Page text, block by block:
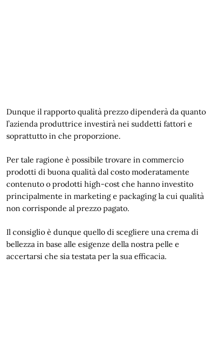
Dunque il rapporto qualità prezzo dipenderà da quanto
l’azienda produttrice investirà nei suddetti fattori e
soprattutto in che proporzione.
Per tale ragione è possibile trovare in commercio
prodotti di buona qualità dal costo moderatamente
contenuto o prodotti high-cost che hanno investito
principalmente in marketing e packaging la cui qualità
non corrisponde al prezzo pagato.
Il consiglio è dunque quello di scegliere una crema di
bellezza in base alle esigenze della nostra pelle e
accertarsi che sia testata per la sua efficacia.